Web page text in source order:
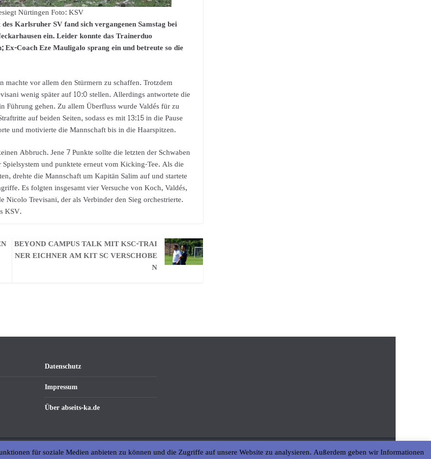
Nürtingen Foto: KSV
Karlsruher SV fand sich vergangenen Samstag bei
ein. Leider konnte das Trainerduo
Coach Eze Mauligalo sprang ein und betreute so die
vor allem den Stürmern zu schaffen. Trotzdem
wenig später auf 10:0 stellen. Allerdings antwortete die
Führung gehen. Zu allem Überfluss wurde Valdés für zu
auf beiden Seiten, sodass es mit 13:15 in die Pause
und motivierte die Mannschaft bis in die Haarspitzen.
Abbruch. Jene 7 Punkte sollte die letzten der Schwaben
und punktete erneut vom Kicking-Tee. Als die
drehte die Mannschaft um Kapitän Salim auf und startete
Es folgten insgesamt vier Versuche von Koch, Valdés,
Trevisani, der als Verbinder den Sieg orchestrierte.
KSV.
BEYOND CAMPUS TALK MIT KSC-TRAI
NER EICHNER AM KIT SC VERSCHOBE
N
Datenschutz
Impressum
Über abseits-ka.de
für soziale Medien anbieten zu können und die Zugriffe auf unsere Website zu analysieren. Außerdem geben wir Informationen